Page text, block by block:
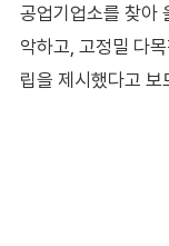
공업기업소를 찾아
악하고, 고정밀 다
립을 제시했다고 보